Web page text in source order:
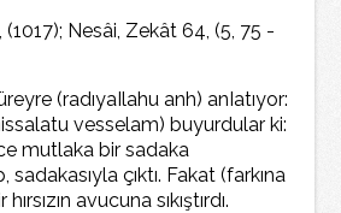
Nesâi, Zekât 64, (5, 75 -
(radıyaIlahu anh) anIatıyor:
vesselam) buyurdular ki:
mutlaka bir sadaka
çıktı. Fakat (farkına
avucuna sıkıştırdı.